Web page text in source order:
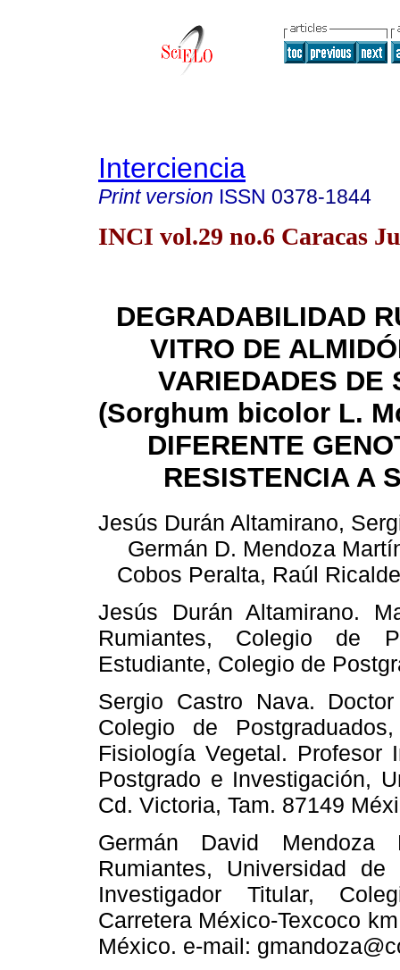
Interciencia
Print version ISSN 0378-1844
INCI vol.29 no.6 Caracas
DEGRADABILIDAD
VITRO DE
VARIEDADES DE
(Sorghum bicolor L.
DIFERENTE
RESISTENCIA A
Jesús Durán Altamirano,
Germán D. Mendoza
Cobos Peralta, Raúl
Jesús Durán Altamirano.
Rumiantes, Colegio de
Estudiante, Colegio de
Sergio Castro Nava.
Colegio de
Fisiología Vegetal. Profesor
Postgrado e Investigación,
Cd. Victoria, Tam. 87149
Germán David
Rumiantes, Universidad
Investigador Titular,
Carretera México-Texcoco
México. e-mail: